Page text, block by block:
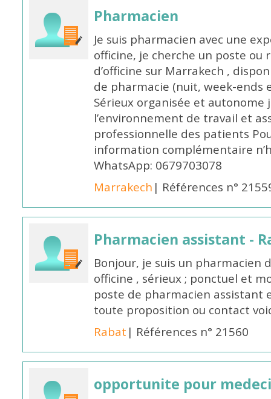
Pharmacien
Je suis pharmacien avec une
officine, je cherche un poste
d’officine sur Marrakech ,
de pharmacie (nuit, week-ends
Sérieux organisée et autonome
l’environnement de travail et
professionnelle des patients
information complémentaire
WhatsApp: 0679703078
Marrakech | Références n°
Pharmacien assistant -
Bonjour, je suis un pharmacien
officine , sérieux ; ponctuel et
poste de pharmacien
toute proposition ou contact
Rabat | Références n° 21560
opportunite pour